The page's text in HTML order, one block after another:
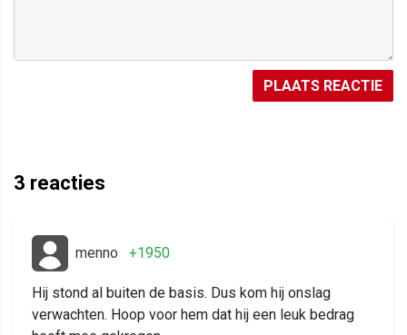
PLAATS REACTIE
3 reacties
menno +1950
Hij stond al buiten de basis. Dus kom hij onslag
verwachten. Hoop voor hem dat hij een leuk bedrag